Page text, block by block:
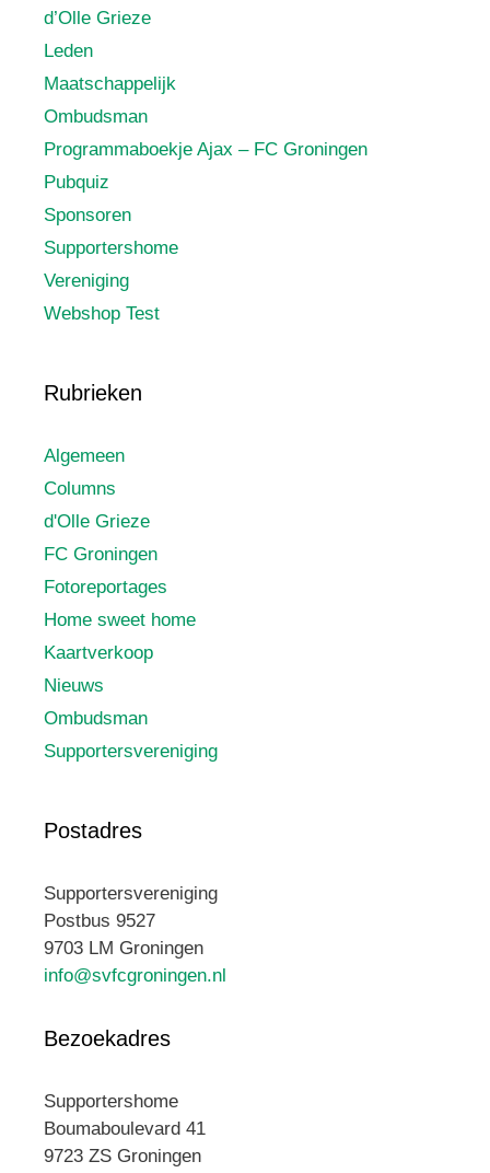
d’Olle Grieze
Leden
Maatschappelijk
Ombudsman
Programmaboekje Ajax – FC Groningen
Pubquiz
Sponsoren
Supportershome
Vereniging
Webshop Test
Rubrieken
Algemeen
Columns
d'Olle Grieze
FC Groningen
Fotoreportages
Home sweet home
Kaartverkoop
Nieuws
Ombudsman
Supportersvereniging
Postadres
Supportersvereniging
Postbus 9527
9703 LM Groningen
info@svfcgroningen.nl
Bezoekadres
Supportershome
Boumaboulevard 41
9723 ZS Groningen